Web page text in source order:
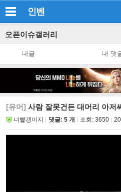
인벤
오픈이슈갤러리
내글 내 댓
[유머] 사람 잘못건든 대머리 아저
너빨갱이지 댓글: 5 개 조회: 3650